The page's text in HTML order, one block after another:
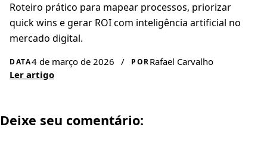
Roteiro prático para mapear processos, priorizar
quick wins e gerar ROI com inteligência artificial no
mercado digital.
DATA4 de março de 2026 / PORRafael Carvalho
Ler artigo
Deixe seu comentário: